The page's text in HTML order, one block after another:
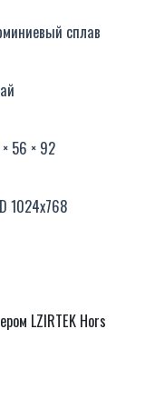
сплав
56 × 92
1024х768
LZIRTEK Hors